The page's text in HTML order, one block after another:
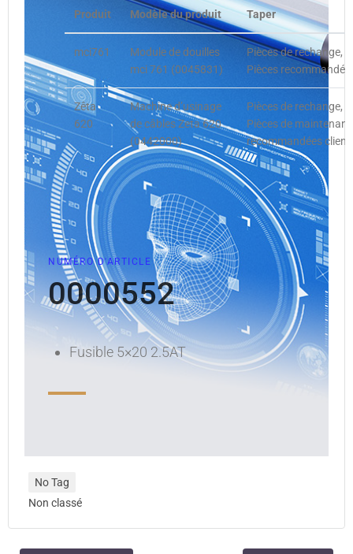
Produit Modèle du produit Taper
mci761
Module de douilles
mci 761 (0045831)
Pièces de rechange,
Pièces
Zêta
620
Machine d’usinage
de câbles Zeta 620
(0442000)
Pièces de rechange,
Pièces de
recommandées
NUMÉRO D'ARTICLE
0000552
Fusible 5×20 2.5AT
No Tag
Non classé